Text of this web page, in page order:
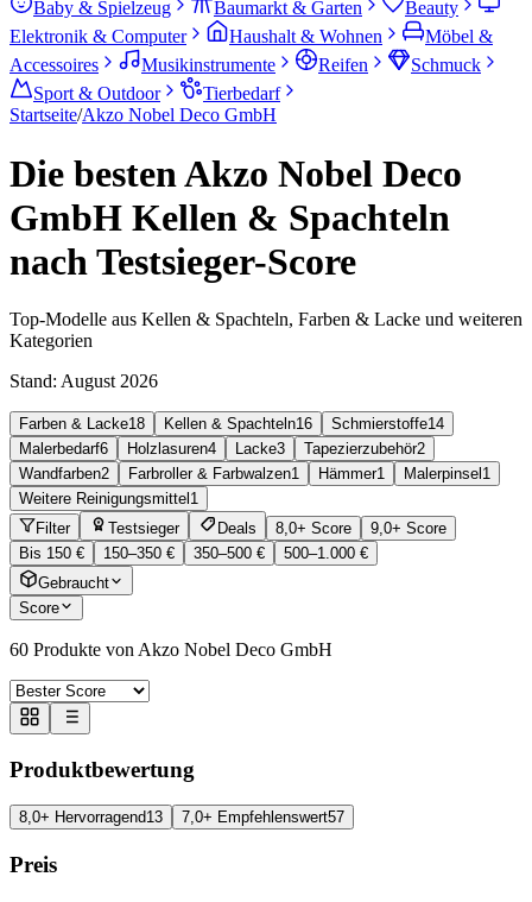
Baby & Spielzeug Baumarkt & Garten
Beauty
Elektronik & Computer
Haushalt & Wohnen
Möbel &
Accessoires
Musikinstrumente Reifen
Schmuck
Sport & Outdoor
Tierbedarf
Startseite/Akzo Nobel Deco GmbH
Die besten Akzo Nobel Deco
GmbH Kellen & Spachteln
nach Testsieger-Score
Top-Modelle aus Kellen & Spachteln, Farben & Lacke und weiteren
Kategorien
Stand: August 2026
Farben & Lacke18 Kellen & Spachteln16 Schmierstoffe14
Malerbedarf6 Holzlasuren4 Lacke3 Tapezierzubehör2
Wandfarben2 Farbroller & Farbwalzen1 Hämmer1 Malerpinsel 1
Weitere Reinigungsmittel 1
Filter
Testsieger Deals 8,0+ Score
9,0+ Score
Bis 150 €
150–350 € 350–500 €
500–1.000 €
Gebraucht
Score
60 Produkte von Akzo Nobel Deco GmbH
Produktbewertung
8,0+ Hervorragend13 7,0+ Empfehlenswert57
Preis